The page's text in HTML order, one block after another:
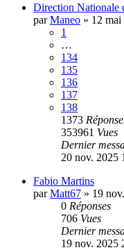
Direction Nationale
parManeo » 12
1
…
134
135
136
137
138
1373
353961 Vues
Dernier
20 nov. 2025
Fabio Martins
parMatt67 » 19
0 Réponses
706 Vues
Dernier
19 nov. 2025